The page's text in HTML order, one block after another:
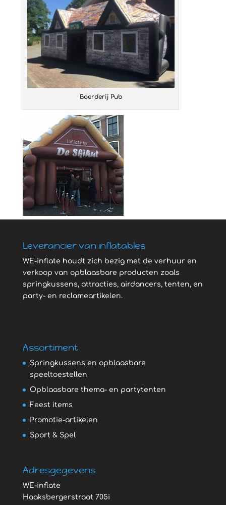
Boerderij Pub
Leverancier van inflatables
WE-inflate houdt zich bezig met de verhuur en
verkoop van opblaasbare producten zoals
springkussens, attracties, airdancers, tenten, en
party- en reclameartikelen.
Assortiment
Springkussens en opblaasbare
speeltoestellen
Opblaasbare thema- en partytenten
Feest items
Promotie-artikelen
Sport & Spel
Adresgegevens
WE-inflate
Haaksbergerstraat 705i